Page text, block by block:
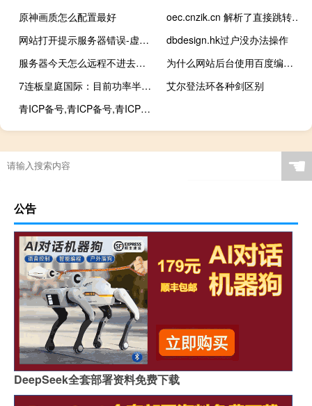
原神画质怎么配置最好
oec.cnzik.cn 解析了直接跳转到登录页面了
网站打开提示服务器错误-虚拟主机/数据库问题
dbdesign.hk过户没办法操作
服务器今天怎么远程不进去了呢重启也不行
为什么网站后台使用百度编辑器无法上传图片
7连板皇庭国际：目前功率半导体业务产生的收入和利润占公司的比例较低
艾尔登法环各种剑区别
青ICP备号,青ICP备号,青ICP备号-qhjtjt.cn
☚
公告
DeepSeek全套部署资料免费下载